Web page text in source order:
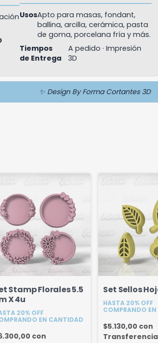
UsosApto para masas, fondant,
ballina, arcilla, cerámica, pasta
de goma, porcelana fría y más.
Tiempos
de Entrega
A pedido · Impresión
3D
✨ Design By Forma Cortantes 3D
Stamp Florales 5.5
X 4u
20% OFF
EN CANTIDAD
con
Set Sellos
HASTA 20% OFF
COMPRANDO
$5.130,00 con
Transferencia